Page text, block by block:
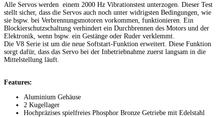
Alle Servos werden einem 2000 Hz Vibrationstest unterzogen. Dieser Test
stellt sicher, dass die Servos auch noch unter widrigsten Bedingungen, wie
sie bspw. bei Verbrennungsmotoren vorkommen, funktionieren. Ein
Blockierschutzschaltung verhindert ein Durchbrennen des Motors und der
Elektronik, wenn bspw. ein Gestänge oder Ruder verklemmt.
Die V8 Serie ist um die neue Softstart-Funktion erweitert. Diese Funktion
sorgt dafür, dass das Servo bei der Inbetriebnahme zuerst langsam in die
Mittelstellung läuft.
Features:
Aluminium Gehäuse
2 Kugellager
Hochpräzises spielfreies Phosphor Bronze Getriebe mit Edelstahl